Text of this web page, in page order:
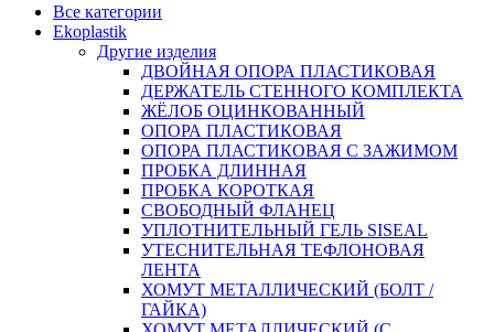
Все категории
Ekoplastik
Другие изделия
ДВОЙНАЯ ОПОРА ПЛАСТИКОВАЯ
ДЕРЖАТЕЛЬ СТЕННОГО КОМПЛЕКТА
ЖЁЛОБ ОЦИНКОВАННЫЙ
ОПОРА ПЛАСТИКОВАЯ
ОПОРА ПЛАСТИКОВАЯ С ЗАЖИМОМ
ПРОБКА ДЛИННАЯ
ПРОБКА КОРОТКАЯ
СВОБОДНЫЙ ФЛАНЕЦ
УПЛОТНИТЕЛЬНЫЙ ГЕЛЬ SISEAL
УТЕСНИТЕЛЬНАЯ ТЕФЛОНОВАЯ
ЛЕНТА
ХОМУТ МЕТАЛЛИЧЕСКИЙ (БОЛТ /
ГАЙКА)